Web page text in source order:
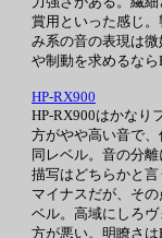
賞用といった感じ
み系の音の表現は
や制動を求めるな
HP-RX900
HP-RX900はかなり
方がやや高い音で
同レベル。音の分
描写はどちらかと
マイナスだが、そ
ベル。高域にしろ
方が悪い。明瞭さ